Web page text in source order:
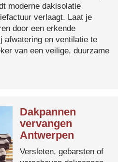
moderne dakisolatie
verlaagt. Laat je
door een erkende
afwatering en ventilatie te
van een veilige, duurzame
Dakpannen
vervangen
Antwerpen
Versleten, gebarsten of